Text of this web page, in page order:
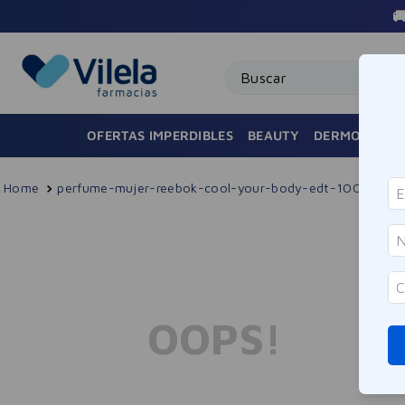
OFERTAS IMPERDIBLES BEAUTY
perfume-mujer-reebok-cool-your-body-edt-100ml
OOPS!